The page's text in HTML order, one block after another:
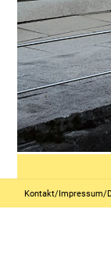
Kontakt/Impressum/